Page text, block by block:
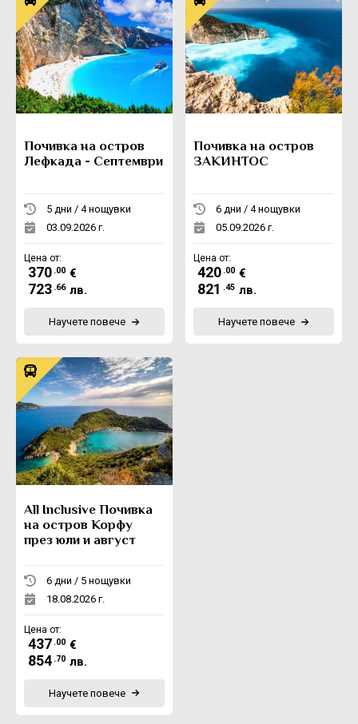
Почивка на остров
Лефкада - Септември
5 дни / 4 нощувки
03.09.2026 г.
Цена от:
370 .00 €
723 .66 лв.
Научете повече
Почивка на остров
ЗАКИНТОС
6 дни / 4 нощувки
05.09.2026 г.
Цена от:
420 .00 €
821 .45 лв.
Научете повече
All Inclusive Почивка
на остров Корфу
през юли и август
6 дни / 5 нощувки
18.08.2026 г.
Цена от:
437 .00 €
854 .70 лв.
Научете повече